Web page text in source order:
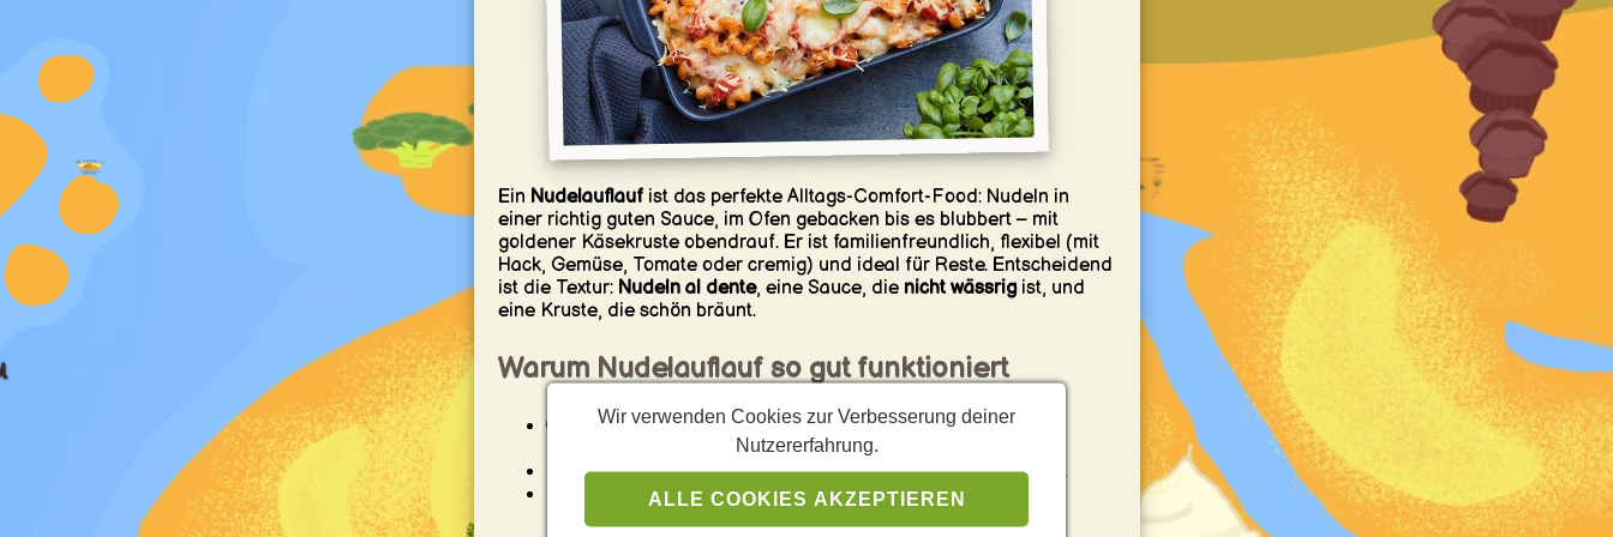
Ein Nudelauflaufist das perfekte Alltags-Comfort-Food: Nudeln in
einer richtig guten Sauce, im Ofen gebacken bis es blubbert – mit
goldener Käsekruste obendrauf. Er ist familienfreundlich, flexibel (mit
Hack, Gemüse, Tomate oder cremig) und ideal für Reste. Entscheidend
ist die Textur: Nudeln al dente, eine Sauce, die nicht wässrigist, und
eine Kruste, die schön bräunt.
Warum Nudelauflauf so gut funktioniert
One-Dish-Dinner: Kohlenhydrate + Sauce + optional
Protein/Gemüse in einem Gericht.
Super variabel: von vegetarisch bis deftig, von mild bis spicy.
Perfekte Reste : lässt sich gut aufwärmen und schmeckt am
nächsten Tag oft noch runder.
Wir verwenden Cookies zur Verbesserung deiner
Nutzererfahrung.
ALLE COOKIES AKZEPTIEREN